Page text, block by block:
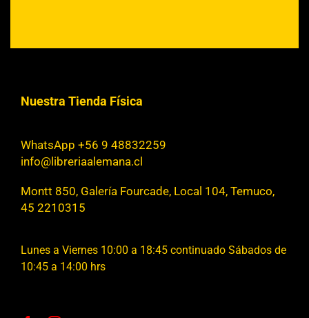
Nuestra Tienda Física
WhatsApp +56 9 48832259
info@libreriaalemana.cl
Montt 850, Galería Fourcade, Local 104, Temuco,
45 2210315
Lunes a Viernes 10:00 a 18:45 continuado Sábados de
10:45 a 14:00 hrs